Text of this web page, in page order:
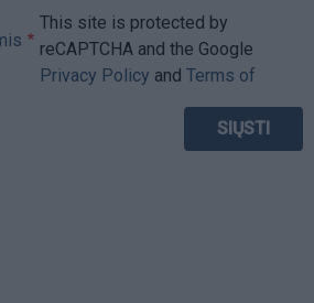
This site is protected by
reCAPTCHA and the Google
Privacy Policy and Terms of